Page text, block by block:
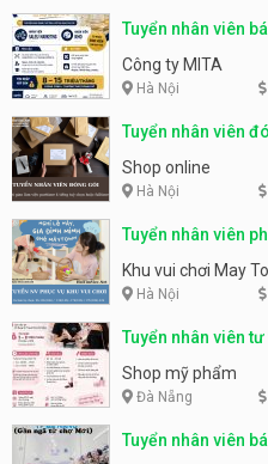
Tuyển nhân viên
parttime, fulltime
Công ty MITA
Hà Nội
Tuyển nhân viên
Shop online
Hà Nội
Tuyển nhân viên
động
Khu vui chơi May
Hà Nội
Tuyển nhân viên
Shop mỹ phẩm
Đà Nẵng
Tuyển nhân viên